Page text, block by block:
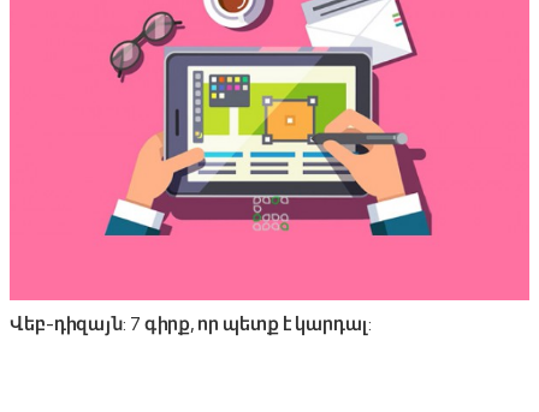
Վեբ-դիզայն: 7 գիրք, որ պետք է կարդալ: